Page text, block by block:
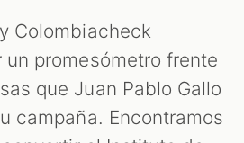
Colombiacheck
promesómetro frente
que Juan Pablo Gallo
campaña. Encontramos